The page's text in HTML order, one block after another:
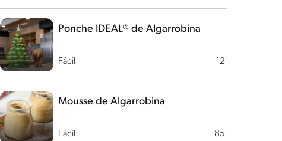
Fácil 12'
Ponche IDEAL® de Algarrobina
Fácil 85'
Mousse de Algarrobina